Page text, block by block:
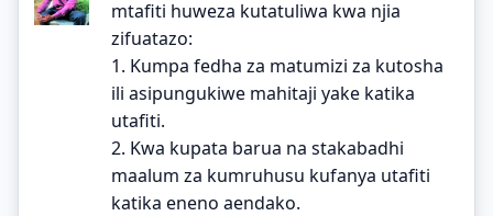
mtafiti huweza kutatuliwa kwa njia
zifuatazo:
1. Kumpa fedha za matumizi za kutosha
ili asipungukiwe mahitaji yake katika
utafiti.
2. Kwa kupata barua na stakabadhi
maalum za kumruhusu kufanya utafiti
katika eneno aendako.